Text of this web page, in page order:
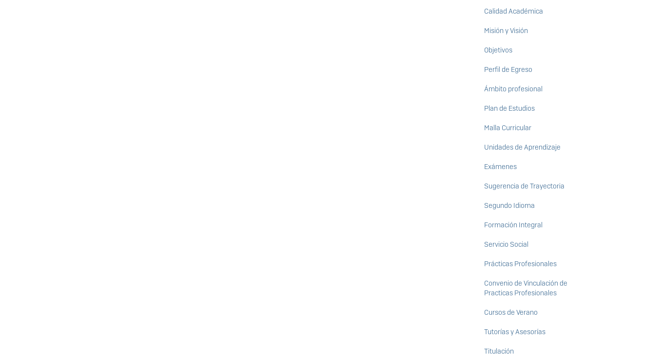
Calidad Académica
Misión y Visión
Objetivos
Perfil de Egreso
Ámbito profesional
Plan de Estudios
Malla Curricular
Unidades de Aprendizaje
Exámenes
Sugerencia de Trayectoria
Segundo Idioma
Formación Integral
Servicio Social
Prácticas Profesionales
Convenio de Vinculación de
Practicas Profesionales
Cursos de Verano
Tutorías y Asesorías
Titulación